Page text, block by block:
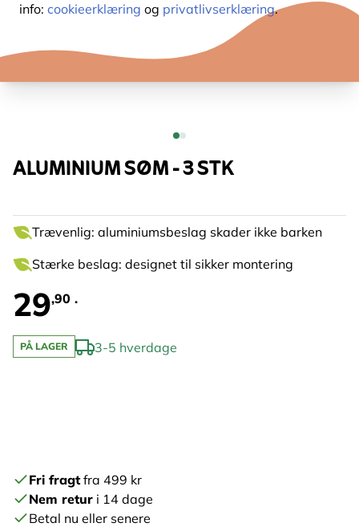
info: cookieerklæring og privatlivserklæring.
ALUMINIUM SØM - 3 STK
Trævenlig: aluminiumsbeslag skader ikke barken
Stærke beslag: designet til sikker montering
29,90 .
PÅ LAGER 3-5 hverdage
Fri fragtfra 499 kr
Nem retur i 14 dage
Betal nu eller senere